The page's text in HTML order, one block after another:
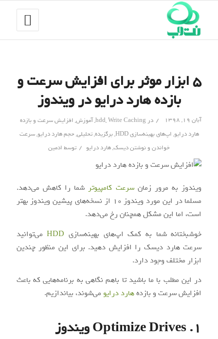
۵ ابزار موثر برای افزایش سرعت و
بازده هارد درایو در ویندوز
آبان ۱۹, ۱۳۹۸ / در hdd,Write Caching
,آموزش, افزایش سرعت و بازده
هارد درایو, اپ‌های بهینه‌سازی HDD ,برگزیده,تحلیلی,حجم هارد درایو,سرعت
خواندن و نوشتن دیسک,هارد درایو / توسط ادمین
ویندوز بهمرور زمانسرعت کامپیوتر شما را کاهش می‌دهد.
مسلما در این مورد ویندوز 10 از نسخه‌های پیشین ویندوز بهتر
است، اما این مشکل همچنان رخ می‌دهد.
خوشبختانه شما به کمک اپ‌های بهینه‌سازی HDDمی‌توانید
سرعت هارد دیسک‌ را افزایش دهید. برای این منظور چندین
ابزار مختلف وجود دارد.
در این مطلب با ما باشید تا باهم نگاهی به برنامه‌هایی که باعث
افزایش سرعت و بازدههارد درایو می‌شوند، بیاندازیم.
1. Optimize Drives ویندوز